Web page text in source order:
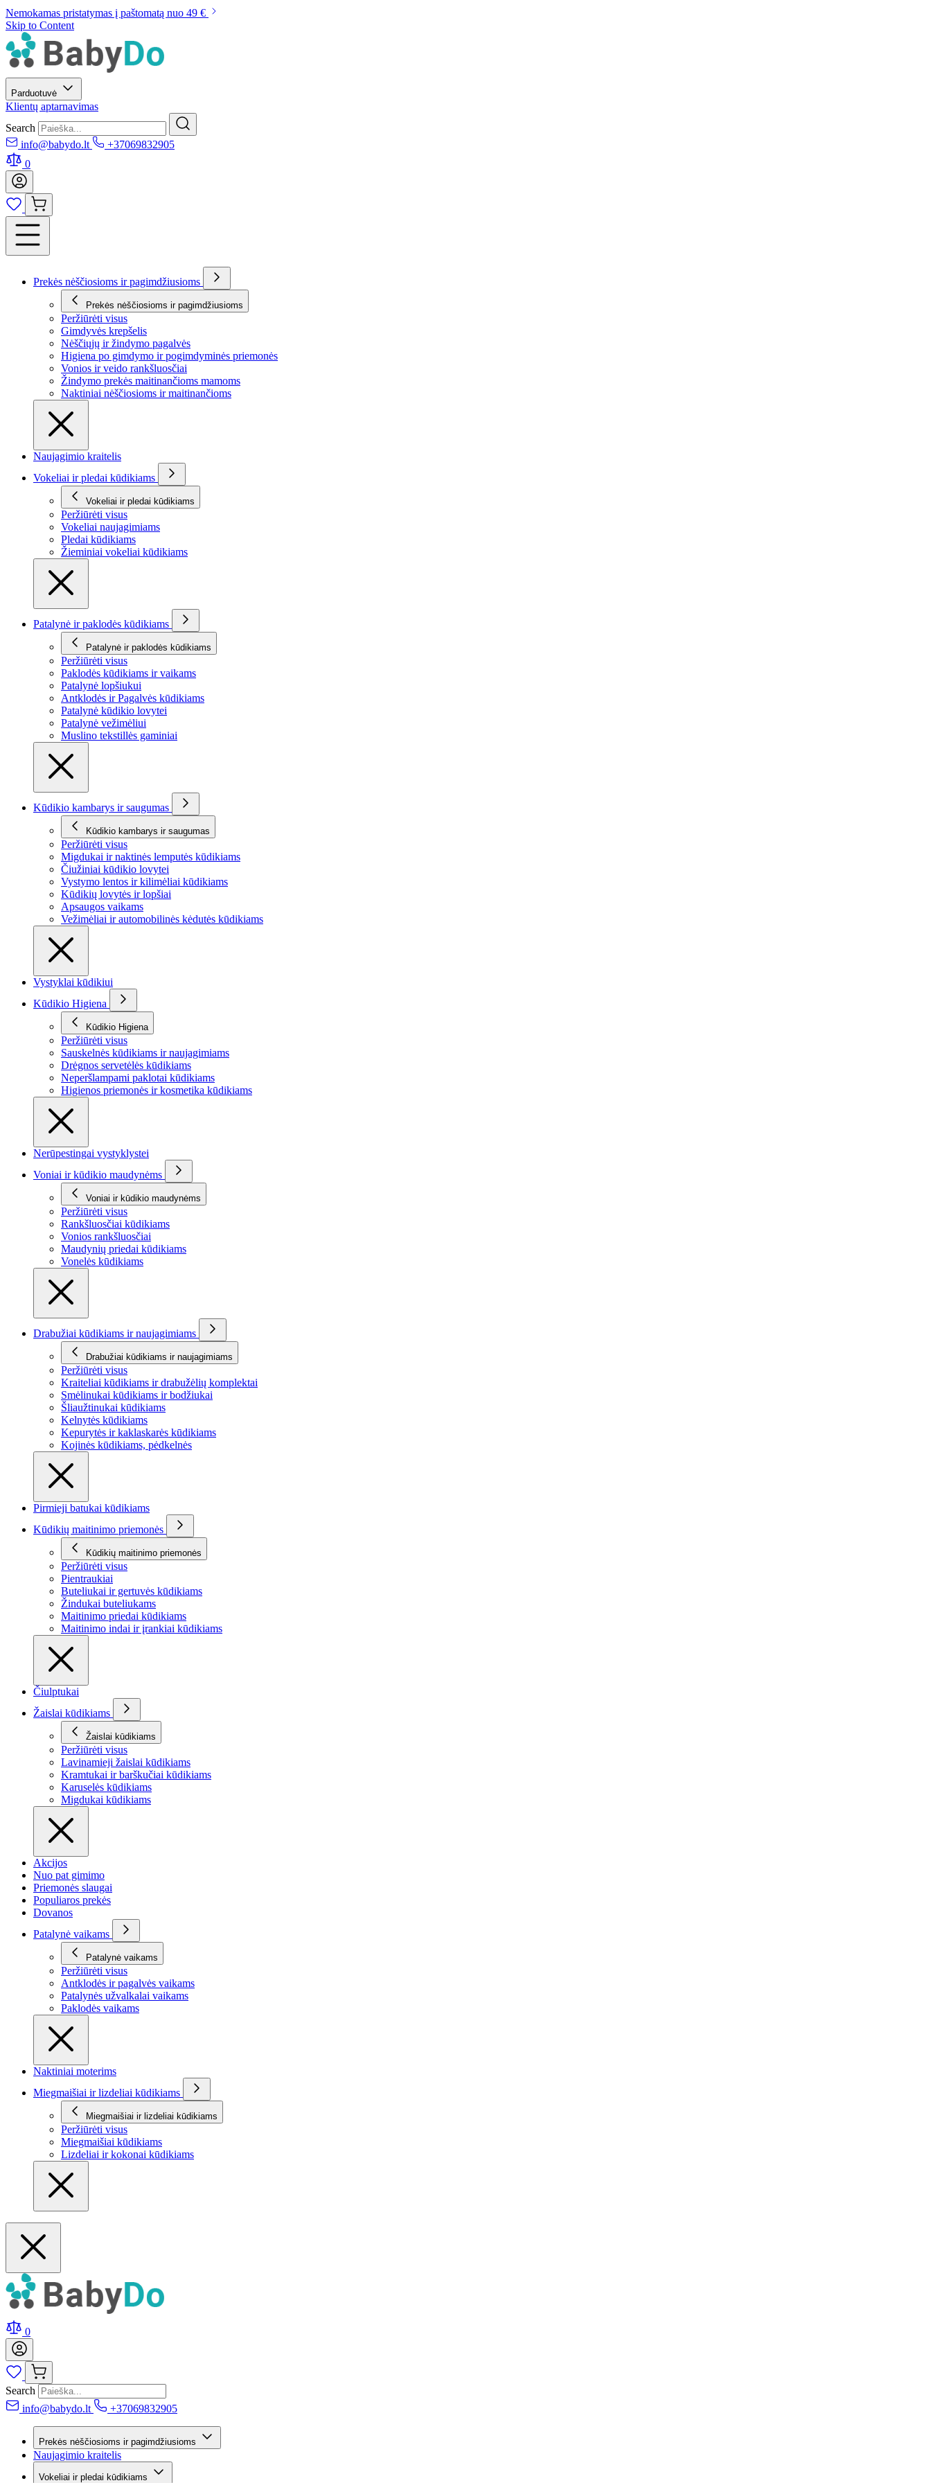
Nemokamas pristatymas į paštomatą nuo 49 €
Skip to Content
Parduotuvė
Klientų aptarnavimas
Search
info@babydo.lt
+37069832905
0
Prekės nėščiosioms ir pagimdžiusioms
Prekės nėščiosioms ir pagimdžiusioms
Peržiūrėti visus
Gimdyvės krepšelis
Nėščiųjų ir žindymo pagalvės
Higiena po gimdymo ir pogimdyminės priemonės
Vonios ir veido rankšluosčiai
Žindymo prekės maitinančioms mamoms
Naktiniai nėščiosioms ir maitinančioms
Naujagimio kraitelis
Vokeliai ir pledai kūdikiams
Vokeliai ir pledai kūdikiams
Peržiūrėti visus
Vokeliai naujagimiams
Pledai kūdikiams
Žieminiai vokeliai kūdikiams
Patalynė ir paklodės kūdikiams
Patalynė ir paklodės kūdikiams
Peržiūrėti visus
Paklodės kūdikiams ir vaikams
Patalynė lopšiukui
Antklodės ir Pagalvės kūdikiams
Patalynė kūdikio lovytei
Patalynė vežimėliui
Muslino tekstillės gaminiai
Kūdikio kambarys ir saugumas
Kūdikio kambarys ir saugumas
Peržiūrėti visus
Migdukai ir naktinės lemputės kūdikiams
Čiužiniai kūdikio lovytei
Vystymo lentos ir kilimėliai kūdikiams
Kūdikių lovytės ir lopšiai
Apsaugos vaikams
Vežimėliai ir automobilinės kėdutės kūdikiams
Vystyklai kūdikiui
Kūdikio Higiena
Kūdikio Higiena
Peržiūrėti visus
Sauskelnės kūdikiams ir naujagimiams
Drėgnos servetėlės kūdikiams
Neperšlampami paklotai kūdikiams
Higienos priemonės ir kosmetika kūdikiams
Nerūpestingai vystyklystei
Voniai ir kūdikio maudynėms
Voniai ir kūdikio maudynėms
Peržiūrėti visus
Rankšluosčiai kūdikiams
Vonios rankšluosčiai
Maudynių priedai kūdikiams
Vonelės kūdikiams
Drabužiai kūdikiams ir naujagimiams
Drabužiai kūdikiams ir naujagimiams
Peržiūrėti visus
Kraiteliai kūdikiams ir drabužėlių komplektai
Smėlinukai kūdikiams ir bodžiukai
Šliaužtinukai kūdikiams
Kelnytės kūdikiams
Kepurytės ir kaklaskarės kūdikiams
Kojinės kūdikiams, pėdkelnės
Pirmieji batukai kūdikiams
Kūdikių maitinimo priemonės
Kūdikių maitinimo priemonės
Peržiūrėti visus
Pientraukiai
Buteliukai ir gertuvės kūdikiams
Žindukai buteliukams
Maitinimo priedai kūdikiams
Maitinimo indai ir įrankiai kūdikiams
Čiulptukai
Žaislai kūdikiams
Žaislai kūdikiams
Peržiūrėti visus
Lavinamieji žaislai kūdikiams
Kramtukai ir barškučiai kūdikiams
Karuselės kūdikiams
Migdukai kūdikiams
Akcijos
Nuo pat gimimo
Priemonės slaugai
Populiaros prekės
Dovanos
Patalynė vaikams
Patalynė vaikams
Peržiūrėti visus
Antklodės ir pagalvės vaikams
Patalynės užvalkalai vaikams
Paklodės vaikams
Naktiniai moterims
Miegmaišiai ir lizdeliai kūdikiams
Miegmaišiai ir lizdeliai kūdikiams
Peržiūrėti visus
Miegmaišiai kūdikiams
Lizdeliai ir kokonai kūdikiams
0
Search
info@babydo.lt
+37069832905
Prekės nėščiosioms ir pagimdžiusioms
Naujagimio kraitelis
Vokeliai ir pledai kūdikiams